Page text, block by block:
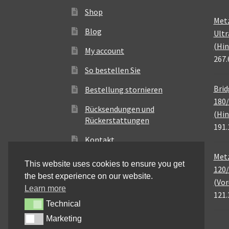
Shop
Blog
My account
So bestellen Sie
Bestellung stornieren
Rücksendungen und
Rückerstattungen
Kontakt
This website uses cookies to ensure you get
the best experience on our website.
Learn more
TechnicalTechnical
MarketingMarketing